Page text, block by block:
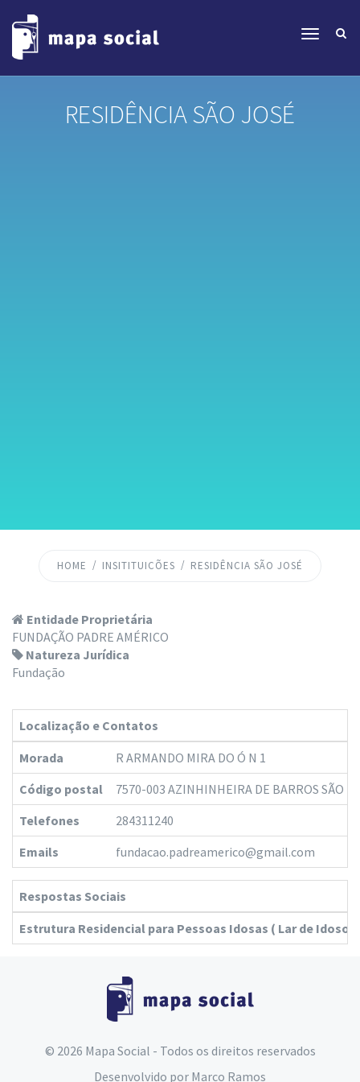
RESIDÊNCIA SÃO JOSÉ
HOME INSITITUICÕES RESIDÊNCIA SÃO JOSÉ
Entidade Proprietária
FUNDAÇÃO PADRE AMÉRICO
Natureza Jurídica
Fundação
Localização e Contatos
Morada
R ARMANDO MIRA DO Ó N 1
Código postal
7570-003 AZINHINHEIRA DE BARROS SÃO
Telefones
284311240
Emails
fundacao.padreamerico@gmail.com
Respostas Sociais
Estrutura Residencial para Pessoas Idosas ( Lar de Idosos
© 2026 Mapa Social - Todos os direitos reservados
Desenvolvido por Marco Ramos